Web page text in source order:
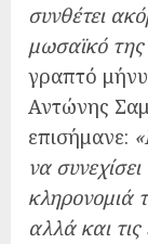
συνθέτει
μωσαϊκό της
γραπτό
Αντώνης
επισήμανε:
να
κληρονομιά
αλλά και τις